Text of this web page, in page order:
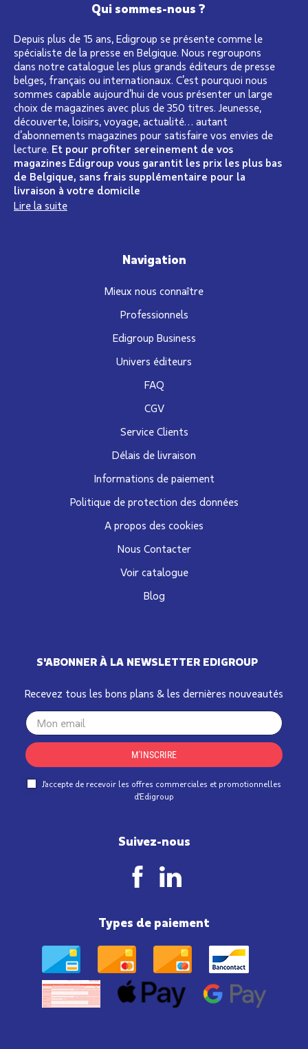
Qui sommes-nous ?
Depuis plus de 15 ans, Edigroup se présente comme le
spécialiste de la presse en Belgique. Nous regroupons
dans notre catalogue les plus grands éditeurs de presse
belges, français ou internationaux. C’est pourquoi nous
sommes capable aujourd’hui de vous présenter un large
choix de magazines avec plus de 350 titres. Jeunesse,
découverte, loisirs, voyage, actualité… autant
d’abonnements magazines pour satisfaire vos envies de
lecture. Et pour profiter sereinement de vos
magazines Edigroup vous garantit les prix les plus bas
de Belgique, sans frais supplémentaire pour la
livraison à votre domicile
Lire la suite
S'ABONNER À LA NEWSLETTER EDIGROUP
Recevez tous les bons plans & les dernières nouveautés
Your
email
M'INSCRIRE
J'accepte de recevoir les offres commerciales et promotionnelles
d'Edigroup
Navigation
Mieux nous connaître
Professionnels
Edigroup Business
Univers éditeurs
FAQ
CGV
Service Clients
Délais de livraison
Informations de paiement
Politique de protection des données
A propos des cookies
Nous Contacter
Voir catalogue
Blog
Suivez-nous
Types de paiement